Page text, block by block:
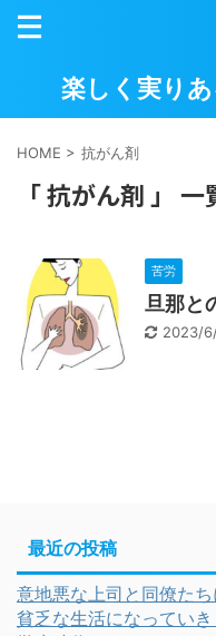
楽しく実り
HOME > 抗がん剤
「 抗がん剤 」 一
苦労
旦那と
2023/
最近の投稿
意地悪な上司と同僚た
貧乏な生活になっていき